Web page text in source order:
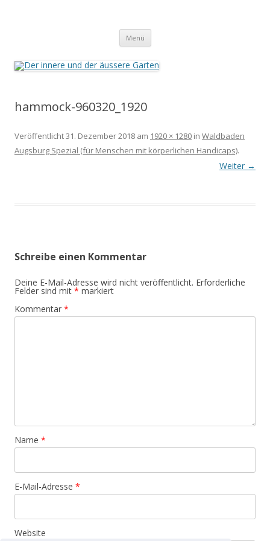
Menü Zum
springen
hammock-960320_1920
Veröffentlicht31. Dezember 2018 am 1920 × 1280 in Waldbaden
Augsburg Spezial (für Menschen mit körperlichen Handicaps).
Weiter →
Schreibe einen Kommentar
Deine E-Mail-Adresse wird nicht veröffentlicht. Erforderliche
Felder sind mit * markiert
Kommentar *
Name *
E-Mail-Adresse *
Website